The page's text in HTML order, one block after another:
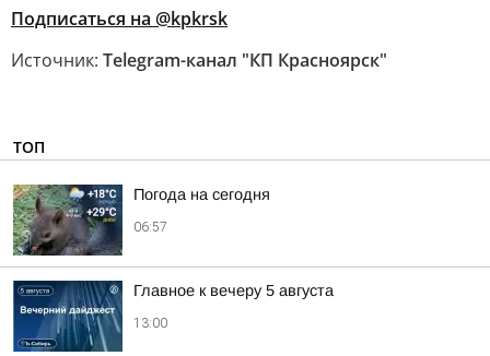
Подписаться на @kpkrsk
Источник: Telegram-канал "КП Красноярск"
ТОП
Погода на сегодня
06:57
Главное к вечеру 5 августа
13:00